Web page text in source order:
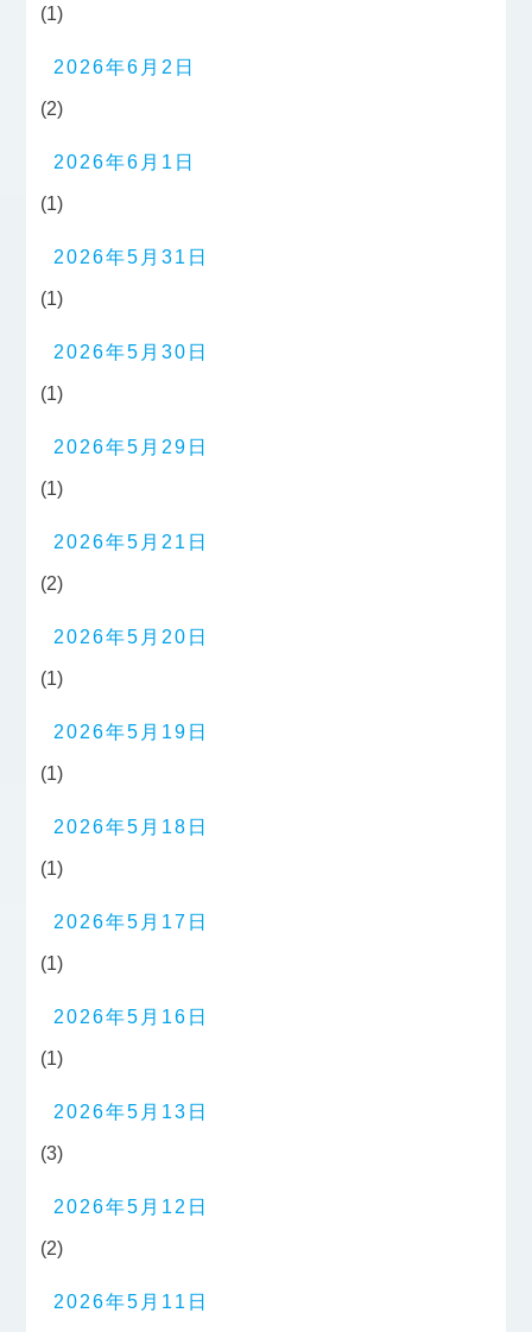
(1)
2026年6月2日
(2)
2026年6月1日
(1)
2026年5月31日
(1)
2026年5月30日
(1)
2026年5月29日
(1)
2026年5月21日
(2)
2026年5月20日
(1)
2026年5月19日
(1)
2026年5月18日
(1)
2026年5月17日
(1)
2026年5月16日
(1)
2026年5月13日
(3)
2026年5月12日
(2)
2026年5月11日